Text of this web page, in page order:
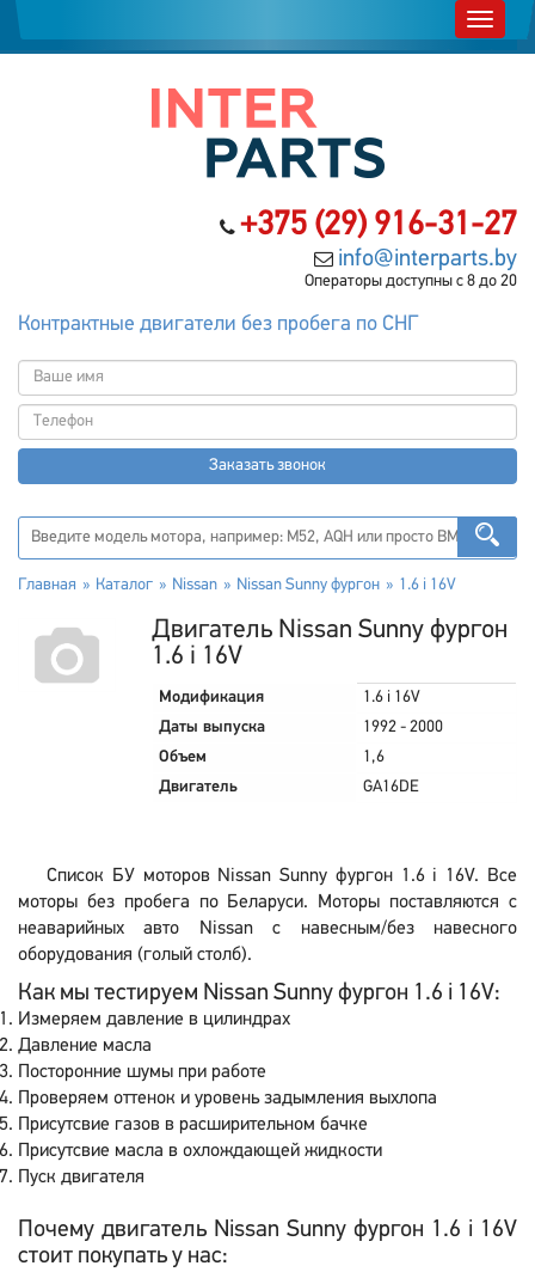
+375 (29) 916-31-27
info@interparts.by
Операторы доступны с 8 до 20
Контрактные двигатели без пробега по СНГ
Заказать звонок
Главная Каталог Nissan Nissan Sunny фургон 1.6 i 16V
Двигатель Nissan Sunny фургон
1.6 i 16V
Модификация
1.6 i 16V
Даты выпуска
1992 - 2000
Объем
1,6
Двигатель
GA16DE
Список БУ моторов Nissan Sunny фургон 1.6 i 16V. Все
моторы без пробега по Беларуси. Моторы поставляются с
неаварийных авто Nissan с навесным/без навесного
оборудования (голый столб).
Как мы тестируем Nissan Sunny фургон 1.6 i 16V:
Измеряем давление в цилиндрах
Давление масла
Посторонние шумы при работе
Проверяем оттенок и уровень задымления выхлопа
Присутсвие газов в расширительном бачке
Присутсвие масла в охлождающей жидкости
Пуск двигателя
Почему двигатель Nissan Sunny фургон 1.6 i 16V
стоит покупать у нас: